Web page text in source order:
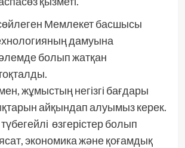
Мемлекет басшысы
дамуына
болып жатқан
жұмыстың негізгі бағдары
айқындап алуымыз керек.
өзгерістер болып
экономика және қоғамдық